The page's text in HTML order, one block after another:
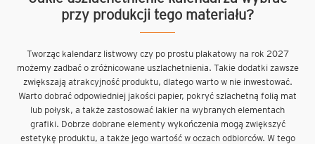
przy produkcji tego materiału?
Tworząc kalendarz listwowy czy po prostu plakatowy na rok 2027
możemy zadbać o zróżnicowane uszlachetnienia. Takie dodatki zawsze
zwiększają atrakcyjność produktu, dlatego warto w nie inwestować.
Warto dobrać odpowiedniej jakości papier, pokryć szlachetną folią mat
lub połysk, a także zastosować lakier na wybranych elementach
grafiki. Dobrze dobrane elementy wykończenia mogą zwiększyć
estetykę produktu, a także jego wartość w oczach odbiorców. W tego